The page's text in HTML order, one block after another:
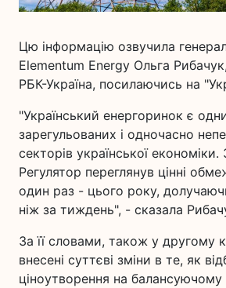
Цю інформацію озвучила
Elementum Energy Ольга
РБК-Україна, посилаючись на
"Український енергоринок є
зарегульованих і одночасно
секторів української
Регулятор переглянув цінні
один раз - цього року,
ніж за тиждень", - сказала
За її словами, також у другому
внесені суттєві зміни в те, як
ціноутворення на